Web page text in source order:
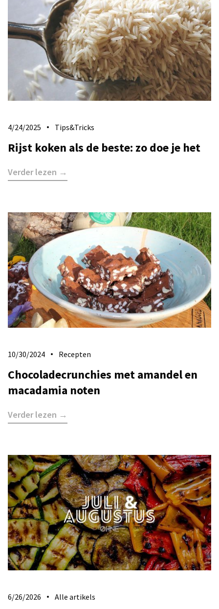
4/24/2025 Tips&Tricks
Rijst koken als de beste: zo doe je het
Verder lezen →
10/30/2024 Recepten
Chocoladecrunchies met amandel en
macadamia noten
Verder lezen →
6/26/2026 Alle artikels